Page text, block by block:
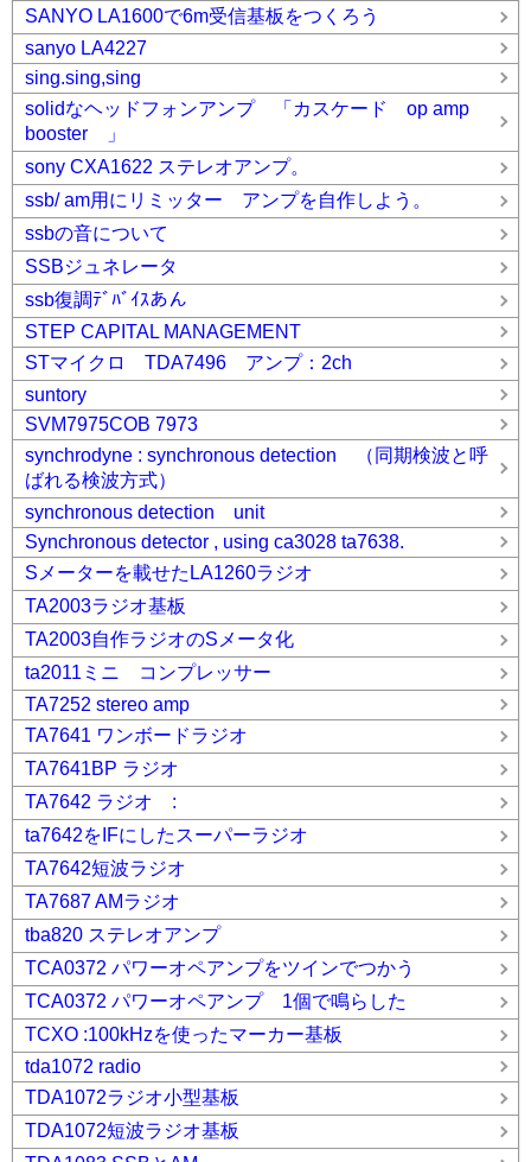
SANYO LA1600で6m受信基板をつくろう
sanyo LA4227
sing.sing,sing
solidなヘッドフォンアンプ 「カスケード op amp
booster 」
sony CXA1622 ステレオアンプ。
ssb/ am用にリミッター アンプを自作しよう。
ssbの音について
SSBジュネレータ
ssb復調ﾃﾞﾊﾞｲｽあん
STEP CAPITAL MANAGEMENT
STマイクロ TDA7496 アンプ：2ch
suntory
SVM7975COB 7973
synchrodyne : synchronous detection （同期検波と呼
ばれる検波方式）
synchronous detection unit
Synchronous detector , using ca3028 ta7638.
Sメーターを載せたLA1260ラジオ
TA2003ラジオ基板
TA2003自作ラジオのSメータ化
ta2011ミニ コンプレッサー
TA7252 stereo amp
TA7641 ワンボードラジオ
TA7641BP ラジオ
TA7642 ラジオ :
ta7642をIFにしたスーパーラジオ
TA7642短波ラジオ
TA7687 AMラジオ
tba820 ステレオアンプ
TCA0372 パワーオペアンプをツインでつかう
TCA0372 パワーオペアンプ 1個で鳴らした
TCXO :100kHzを使ったマーカー基板
tda1072 radio
TDA1072ラジオ小型基板
TDA1072短波ラジオ基板